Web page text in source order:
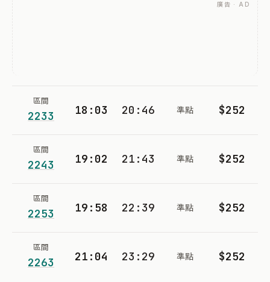
廣告 · AD
區間
2233 18:03 20:46 準點 $252
區間
2243 19:02 21:43 準點 $252
區間
2253 19:58 22:39 準點 $252
區間
2263 21:04 23:29 準點 $252